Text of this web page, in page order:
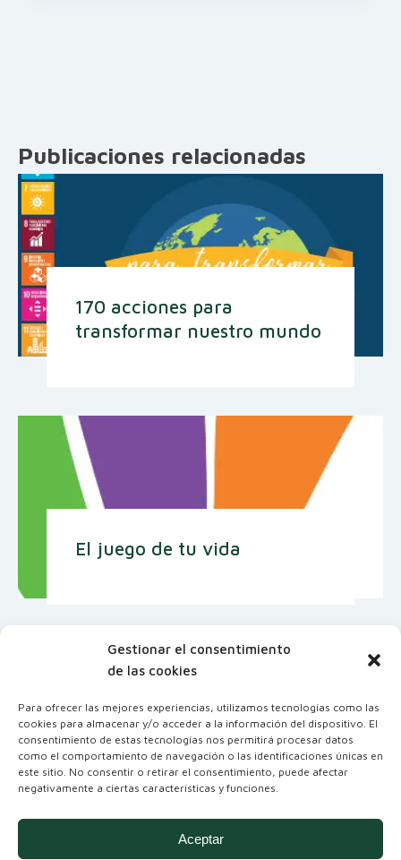
Gestionar el consentimiento
de las cookies
Para ofrecer las mejores experiencias, utilizamos tecnologías como las
cookies para almacenar y/o acceder a la información del dispositivo. El
consentimiento de estas tecnologías nos permitirá procesar datos
como el comportamiento de navegación o las identificaciones únicas en
este sitio. No consentir o retirar el consentimiento, puede afectar
negativamente a ciertas características y funciones.
Aceptar
Publicaciones relacionadas
170 acciones para
transformar nuestro mundo
El juego de tu vida
Coordinadora Andaluza de Organizaciones